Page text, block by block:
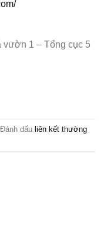
vườn 1 – Tổng cục 5
. Đánh dấu liên kết thường